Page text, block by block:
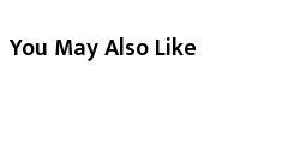
You May Also Like